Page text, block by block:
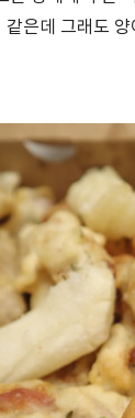
은데 그래도